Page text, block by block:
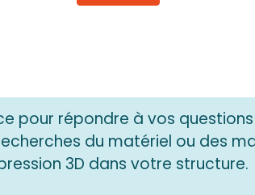
pour répondre à vos
du matériel ou des
3D dans votre structure.